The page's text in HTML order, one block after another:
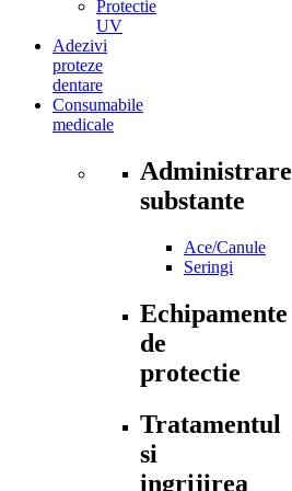
Protectie
UV
Adezivi
proteze
dentare
Consumabile
medicale
Administrare
substante
Ace/Canule
Seringi
Echipamente
de
protectie
Tratamentul
si
ingrijirea